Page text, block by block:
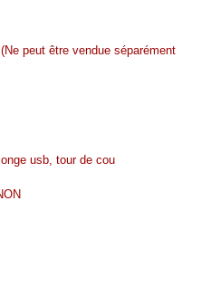
(Ne peut être vendue séparément
usb, tour de cou